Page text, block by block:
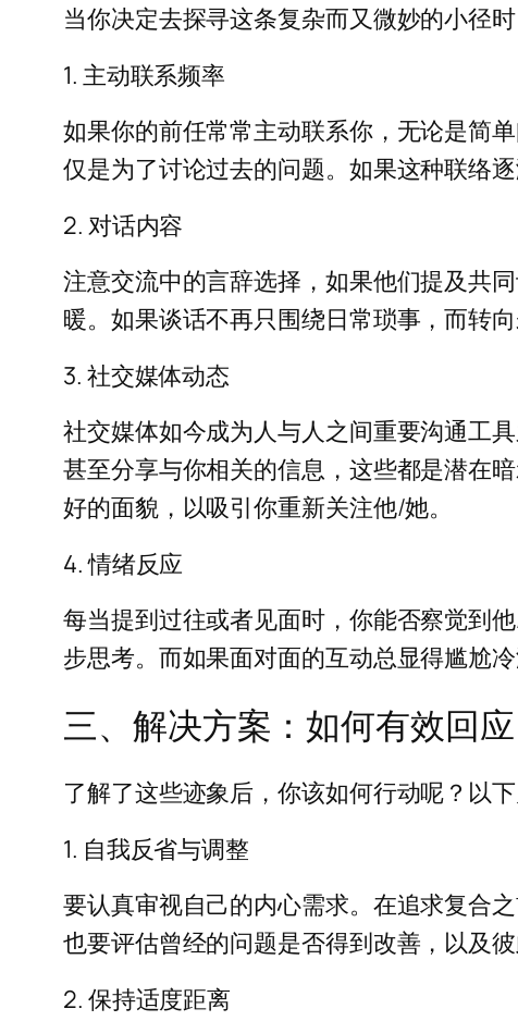
当你决定去探寻这条复杂而又微妙的小径
1. 主动联系频率
如果你的前任常常主动联系你，无论是简
仅是为了讨论过去的问题。如果这种联络
2. 对话内容
注意交流中的言辞选择，如果他们提及共
暖。如果谈话不再只围绕日常琐事，而转
3. 社交媒体动态
社交媒体如今成为人与人之间重要沟通工
甚至分享与你相关的信息，这些都是潜在
好的面貌，以吸引你重新关注他/她。
4. 情绪反应
每当提到过往或者见面时，你能否察觉到
步思考。而如果面对面的互动总显得尴尬
三、解决方案：如何有效回应
了解了这些迹象后，你该如何行动呢？以
1. 自我反省与调整
要认真审视自己的内心需求。在追求复合
也要评估曾经的问题是否得到改善，以及
2. 保持适度距离